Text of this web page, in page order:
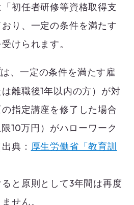
初任者研修等資格取得支
り、一定の条件を満たす
けられます。
は、一定の条件を満たす雇
離職後1年以内の方）が対
指定講座を修了した場合
10万円）がハローワーク
典： 厚生労働省「教育訓
と原則として3年間は再度
せん。